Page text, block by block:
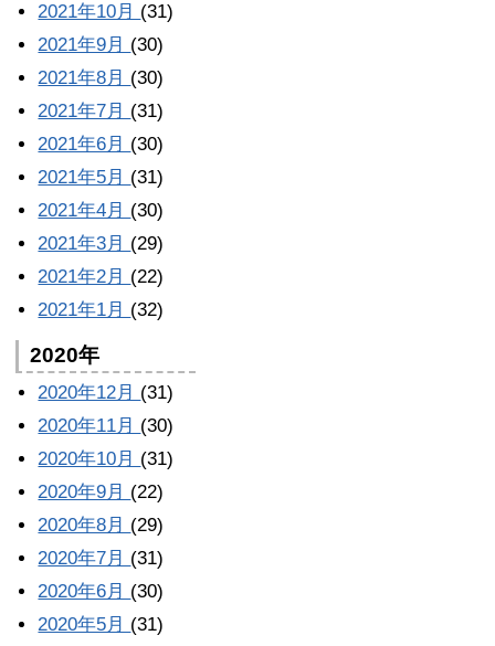
2021年10月 (31)
2021年9月 (30)
2021年8月 (30)
2021年7月 (31)
2021年6月 (30)
2021年5月 (31)
2021年4月 (30)
2021年3月 (29)
2021年2月 (22)
2021年1月 (32)
2020年
2020年12月 (31)
2020年11月 (30)
2020年10月 (31)
2020年9月 (22)
2020年8月 (29)
2020年7月 (31)
2020年6月 (30)
2020年5月 (31)